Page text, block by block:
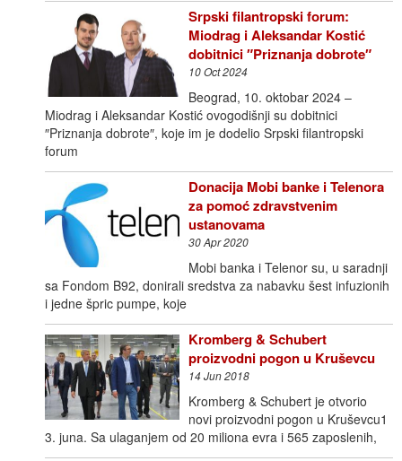
Srpski filantropski forum:
Miodrag i Aleksandar Kostić
dobitnici ″Priznanja dobrote″
10 Oct 2024
Beograd, 10. oktobar 2024 –
Miodrag i Aleksandar Kostić ovogodišnji su dobitnici
″Priznanja dobrote″, koje im je dodelio Srpski filantropski
forum
Donacija Mobi banke i Telenora
za pomoć zdravstvenim
ustanovama
30 Apr 2020
Mobi banka i Telenor su, u saradnji
sa Fondom B92, donirali sredstva za nabavku šest infuzionih
i jedne špric pumpe, koje
Kromberg & Schubert
proizvodni pogon u Kruševcu
14 Jun 2018
Kromberg & Schubert je otvorio
novi proizvodni pogon u Kruševcu1
3. juna. Sa ulaganjem od 20 miliona evra i 565 zaposlenih,